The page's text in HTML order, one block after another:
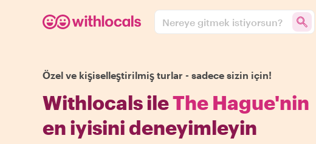
Nereye gitmek istiyorsun?
Özel ve kişiselleştirilmiş turlar - sadece sizin için!
Withlocals ileThe Hague'nin
en iyisini deneyimleyin